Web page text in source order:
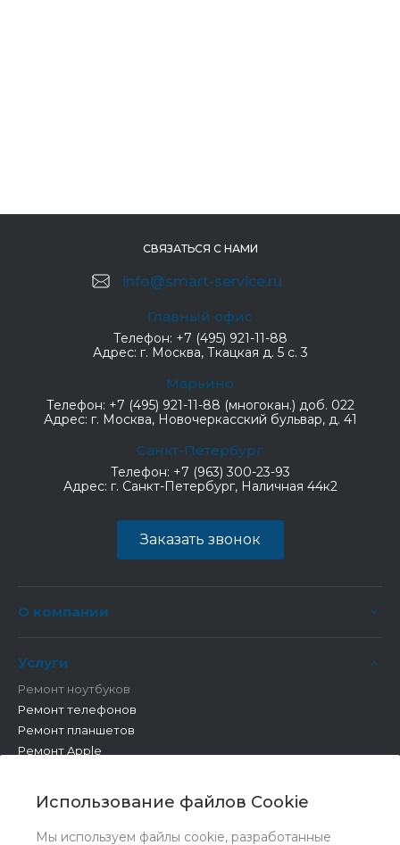
Использование файлов Cookie
Мы используем файлы cookie, разработанные
СВЯЗАТЬСЯ С НАМИ
info@smart-service.ru
Главный офис
Телефон: +7 (495) 921-11-88
Адрес: г. Москва, Ткацкая д. 5 с. 3
Марьино
Телефон: +7 (495) 921-11-88 (многокан.) доб. 022
Адрес: г. Москва, Новочеркасский бульвар, д. 41
Санкт-Петербург
Телефон: +7 (963) 300-23-93
Адрес: г. Санкт-Петербург, Наличная 44к2
Заказать звонок
О компании
Услуги
Ремонт ноутбуков
Ремонт телефонов
Ремонт планшетов
Ремонт Apple